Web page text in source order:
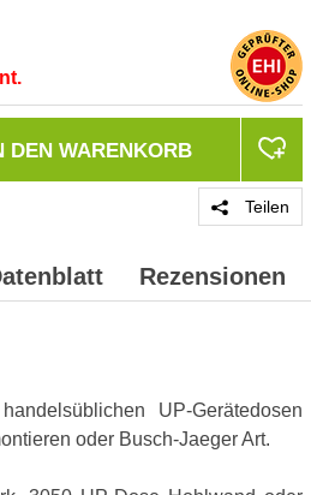
DEN WARENKORB
Teilen
Rezensionen
UP-Gerätedosen
oder Busch-Jaeger Art.